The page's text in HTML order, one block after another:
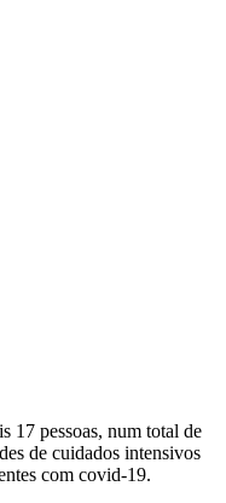
17 pessoas, num total de
de cuidados intensivos
com covid-19.